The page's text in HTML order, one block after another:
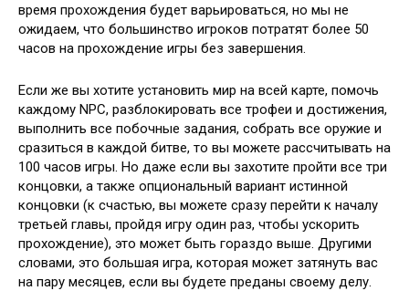
время прохождения будет варьироваться, но мы не
ожидаем, что большинство игроков потратят более 50
часов на прохождение игры без завершения.
Если же вы хотите установить мир на всей карте, помочь
каждому NPC, разблокировать все трофеи и достижения,
выполнить все побочные задания, собрать все оружие и
сразиться в каждой битве, то вы можете рассчитывать на
100 часов игры. Но даже если вы захотите пройти все три
концовки, а также опциональный вариант истинной
концовки (к счастью, вы можете сразу перейти к началу
третьей главы, пройдя игру один раз, чтобы ускорить
прохождение), это может быть гораздо выше. Другими
словами, это большая игра, которая может затянуть вас
на пару месяцев, если вы будете преданы своему делу.